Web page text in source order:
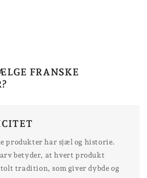
FRANSKE
produkter har sjæl og historie.
betyder, at hvert produkt
tradition, som giver dybde og